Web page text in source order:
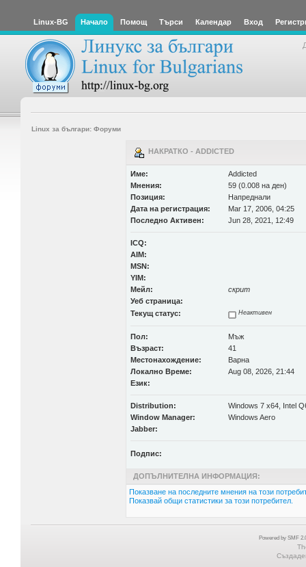
Linux-BG Начало Помощ Търси Календар Вход
Linux за българи: Форуми
НАКРАТКО - ADDICTED
Име:
Addicted
Мнения:
59 (0.008 на ден)
Позиция:
Напреднали
Дата на регистрация:
Mar 17, 2006, 04:25
Последно Активен:
Jun 28, 2021, 12:49
ICQ:
AIM:
MSN:
YIM:
Мейл:
скрит
Уеб страница:
Текущ статус:
Неактивен
Пол:
Мъж
Възраст:
41
Местонахождение:
Варна
Локално Време:
Aug 08, 2026, 21:44
Език:
Distribution:
Windows 7 x64, Intel
Window Manager:
Windows Aero
Jabber:
Подпис:
ДОПЪЛНИТЕЛНА ИНФОРМАЦИЯ:
Показване на последните мнения на този
Показвай общи статистики за този потребител.
Powered by SMF